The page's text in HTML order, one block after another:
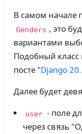
В самом начале
Genders , это
вариантами
Подобный
посте "Django
Далее будет
user - поле
через связь